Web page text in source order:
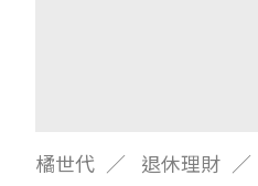
橘世代 退休理財